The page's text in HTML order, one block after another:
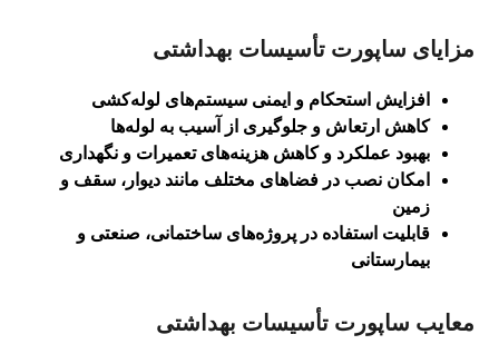
مزایای ساپورت تأسیسات بهداشتی
افزایش استحکام و ایمنی سیستم‌های لوله‌کشی
کاهش ارتعاش و جلوگیری از آسیب به لوله‌ها
بهبود عملکرد و کاهش هزینه‌های تعمیرات و نگهداری
امکان نصب در فضاهای مختلف مانند دیوار، سقف و
زمین
قابلیت استفاده در پروژه‌های ساختمانی، صنعتی و
بیمارستانی
معایب ساپورت تأسیسات بهداشتی